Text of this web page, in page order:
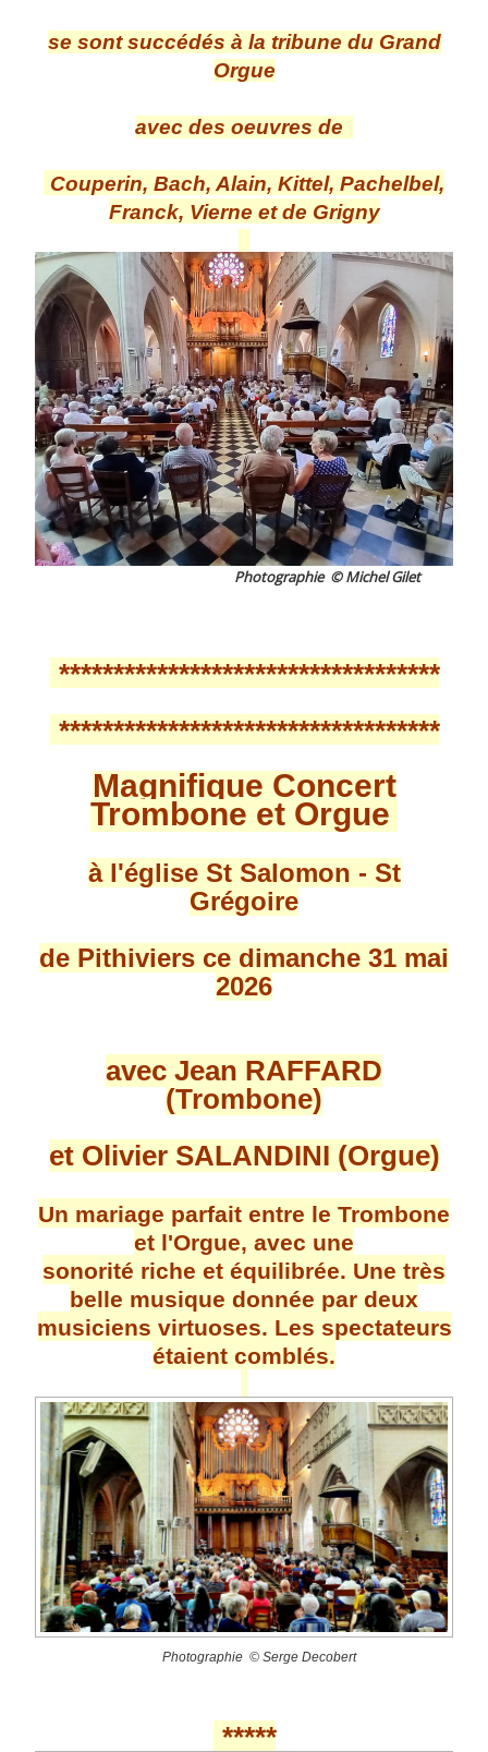
se sont succédés à la tribune du Grand
Orgue
avec des oeuvres de
Couperin, Bach, Alain, Kittel, Pachelbel,
Franck, Vierne et de Grigny
Photographie © Michel Gilet
***********************************
***********************************
Magnifique Concert
Trombone et Orgue
à l'église St Salomon - St
Grégoire
de Pithiviers ce dimanche 31 mai
2026
avec Jean RAFFARD
(Trombone)
et Olivier SALANDINI (Orgue)
Un mariage parfait entre le Trombone
et l'Orgue, avec une
sonorité riche et équilibrée. Une très
belle musique donnée par deux
musiciens virtuoses. Les spectateurs
étaient comblés.
Photographie © Serge Decobert
*****